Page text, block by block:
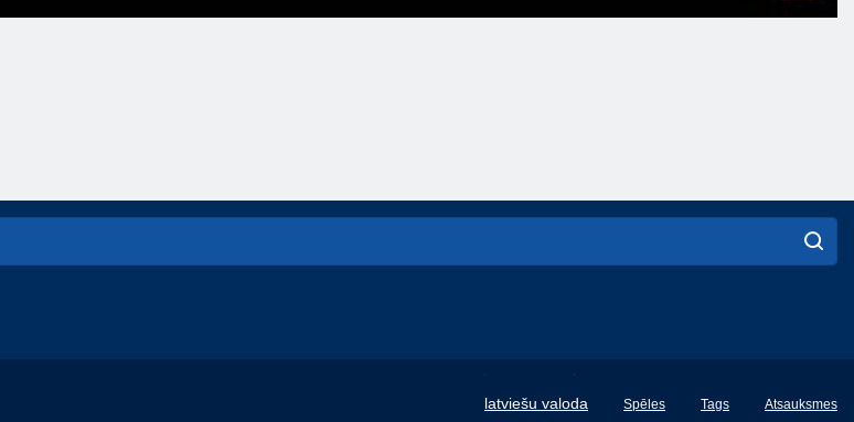
latviešu valoda
English
Spēles Tags Atsauksmes